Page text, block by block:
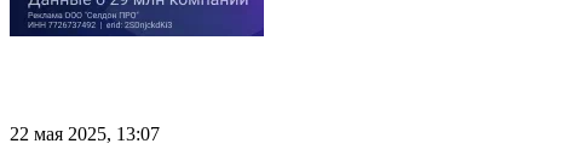
22 мая 2025, 13:07